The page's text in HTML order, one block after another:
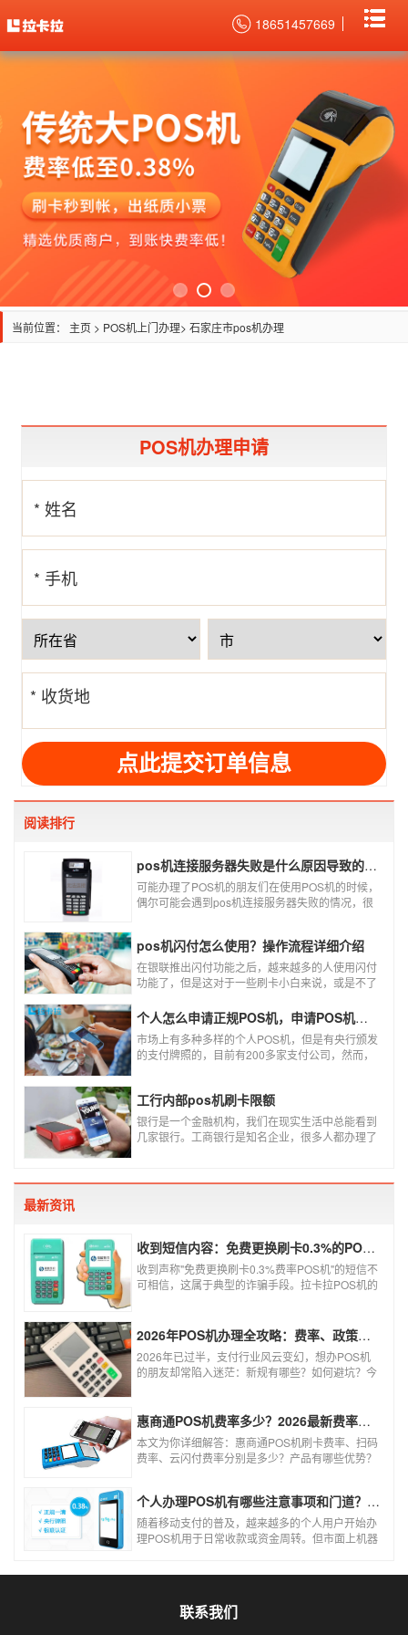
18651457669
当前位置： 主页 > POS机上门办理> 石家庄市pos机办理
POS机办理申请
* 姓名
* 手机
号
* 收货地
址
阅读排行
pos机连接服务器失败是什么原因导致的？附解决办法
可能办理了POS机的朋友们在使用POS机的时候，
偶尔可能会遇到pos机连接服务器失败的情况，很
失败是什么原因导致的？以及出现这种情况又该如
何解决。
pos机闪付怎么使用？操作流程详细介绍
在银联推出闪付功能之后，越来越多的人使用闪付
功能了，但是这对于一些刷卡小白来说，或是不了
闪付功能，因此，针对这种情况，下面小编就来给
大家讲一讲POS机闪付怎么挥卡操作交易。
个人怎么申请正规POS机，申请POS机需要注意什么？
市场上有多种多样的个人POS机，但是有央行颁发
的支付牌照的，目前有200多家支付公司，然而，
就很危险了，资金不到账、被盗刷的可能性大大增
加。
工行内部pos机刷卡限额
银行是一个金融机构，我们在现实生活中总能看到
几家银行。工商银行是知名企业，很多人都办理了
最新资讯
收到短信内容：免费更换刷卡0.3%的POS机，可以相信吗？
收到声称"免费更换刷卡0.3%费率POS机"的短信不
可相信，这属于典型的诈骗手段。拉卡拉POS机的
风险。以下结合权威信息分析原因及应对建议：2026年POS机办理全攻略：费率、政策、避坑一篇讲清
2026年已过半，支付行业风云变幻，想办POS机
的朋友却常陷入迷茫：新规有哪些？如何避坑？今
使用！
惠商通POS机费率多少？2026最新费率标准及办理全攻略
本文为你详细解答：惠商通POS机刷卡费率、扫码
费率、云闪付费率分别是多少？产品有哪些优势？
个人办理POS机有哪些注意事项和门道？（2026最新避坑指南）
随着移动支付的普及，越来越多的个人用户开始办
理POS机用于日常收款或资金周转。但市面上机器
联系我们